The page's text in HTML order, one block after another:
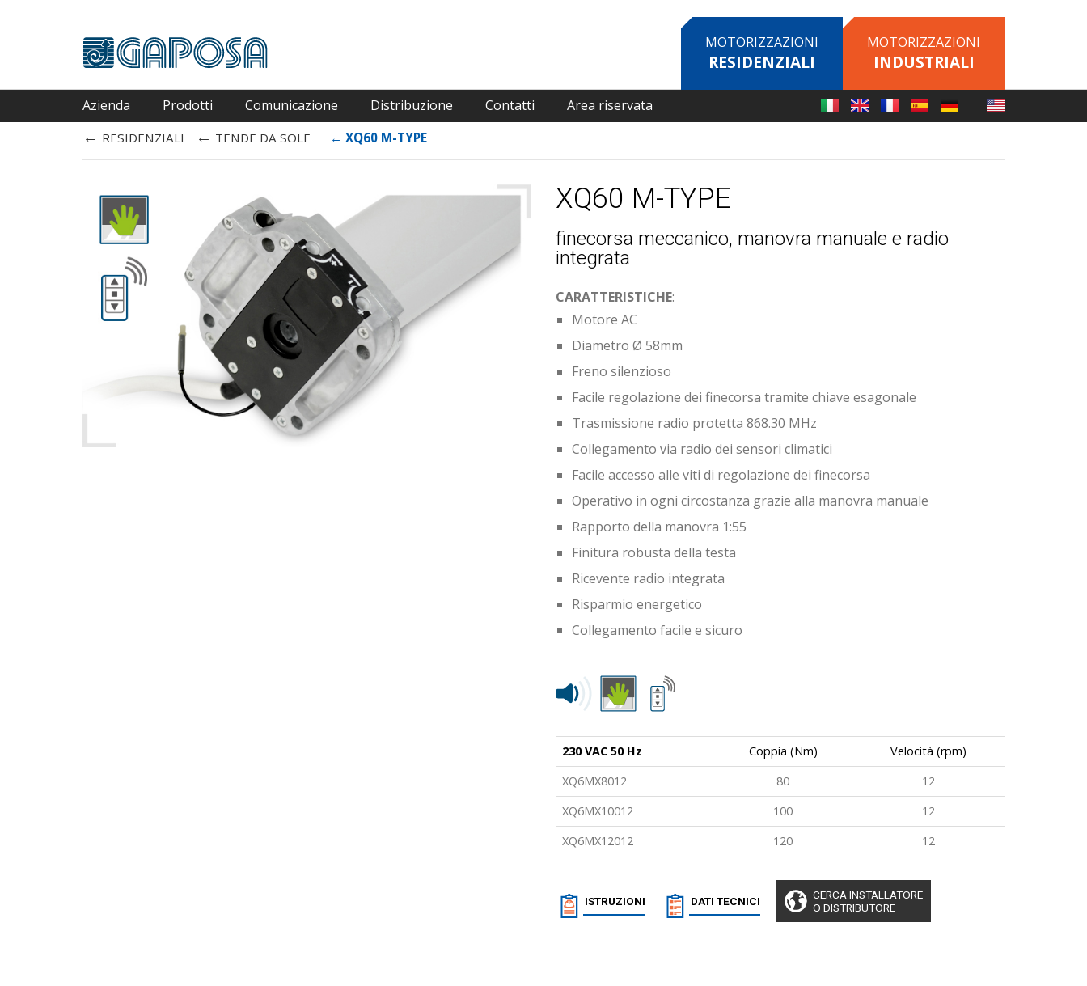
MOTORIZZAZIONI
RESIDENZIALI
MOTORIZZAZIONI
INDUSTRIALI
Azienda Prodotti Comunicazione Distribuzione Contatti Area riservata
← RESIDENZIALI ← TENDE DA SOLE ← XQ60 M-TYPE
XQ60 M-TYPE
finecorsa meccanico, manovra manuale e radio
integrata
CARATTERISTICHE:
Motore AC
Diametro Ø 58mm
Freno silenzioso
Facile regolazione dei finecorsa tramite chiave esagonale
Trasmissione radio protetta 868.30 MHz
Collegamento via radio dei sensori climatici
Facile accesso alle viti di regolazione dei finecorsa
Operativo in ogni circostanza grazie alla manovra manuale
Rapporto della manovra 1:55
Finitura robusta della testa
Ricevente radio integrata
Risparmio energetico
Collegamento facile e sicuro
230 VAC 50 Hz Coppia (Nm)
Velocità (rpm)
XQ6MX8012
80
12
XQ6MX10012
100
12
XQ6MX12012
120 12
ISTRUZIONI DATI TECNICI
CERCA INSTALLATORE
O DISTRIBUTORE